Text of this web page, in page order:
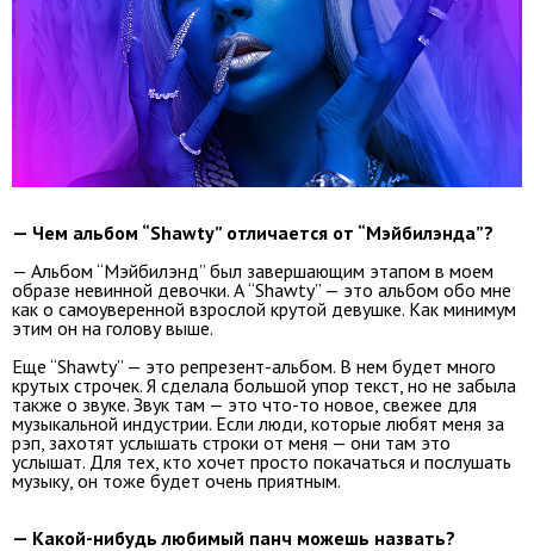
— Чем альбом “Shawty” отличается от “Мэйбилэнда”?
— Альбом “Мэйбилэнд” был завершающим этапом в моем
образе невинной девочки. А “Shawty” — это альбом обо мне
как о самоуверенной взрослой крутой девушке. Как минимум
этим он на голову выше.
Еще “Shawty” — это репрезент-альбом. В нем будет много
крутых строчек. Я сделала большой упор текст, но не забыла
также о звуке. Звук там — это что-то новое, свежее для
музыкальной индустрии. Если люди, которые любят меня за
рэп, захотят услышать строки от меня — они там это
услышат. Для тех, кто хочет просто покачаться и послушать
музыку, он тоже будет очень приятным.
— Какой-нибудь любимый панч можешь назвать?